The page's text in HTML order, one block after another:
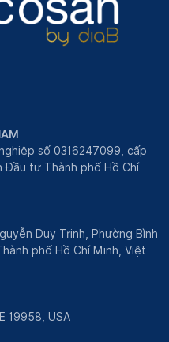
số 0316247099, cấp
tư Thành phố Hồ Chí
Duy Trinh, Phường Bình
phố Hồ Chí Minh, Việt
19958, USA